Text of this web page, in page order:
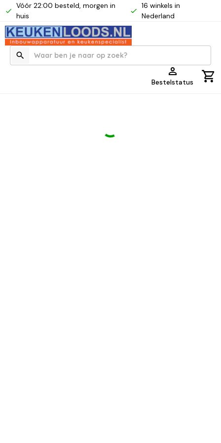
Vóór 22:00 besteld, morgen in
huis
16 winkels in
Nederland
Bestelstatus